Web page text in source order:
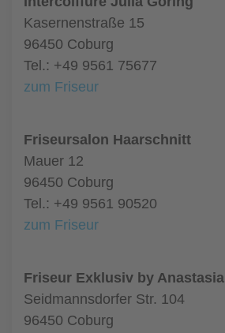
Kasernenstraße 15
96450 Coburg
Tel.: +49 9561 75677
zum Friseur
Friseursalon Haarschnitt
Mauer 12
96450 Coburg
Tel.: +49 9561 90520
zum Friseur
Friseur Exklusiv by Anastasia
Seidmannsdorfer Str. 104
96450 Coburg